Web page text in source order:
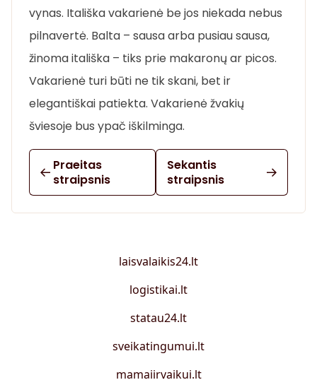
vynas. Itališka vakarienė be jos niekada nebus
pilnavertė. Balta – sausa arba pusiau sausa,
žinoma itališka – tiks prie makaronų ar picos.
Vakarienė turi būti ne tik skani, bet ir
elegantiškai patiekta. Vakarienė žvakių
šviesoje bus ypač iškilminga.
Praeitas
straipsnis
Sekantis
straipsnis
laisvalaikis24.lt
logistikai.lt
statau24.lt
sveikatingumui.lt
mamaiirvaikui.lt